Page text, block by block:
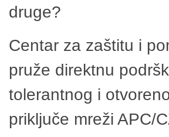
druge?
Centar za zaštitu i
pruže direktnu
tolerantnog i
priključe mreži APC/